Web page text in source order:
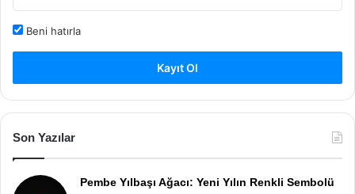
Beni hatırla
Kayıt Ol
Son Yazılar
Pembe Yılbaşı Ağacı: Yeni Yılın Renkli Sembolü